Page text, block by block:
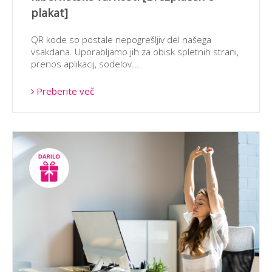
plakat]
QR kode so postale nepogrešljiv del našega
vsakdana. Uporabljamo jih za obisk spletnih strani,
prenos aplikacij, sodelov...
Preberite več